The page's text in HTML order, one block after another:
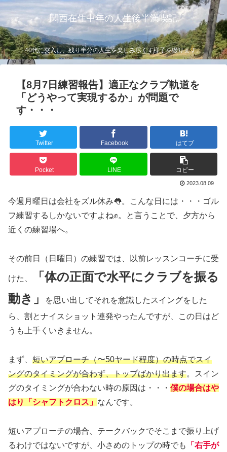
関西在住中年の人生後半満喫記
40代に突入し、残り半分の人生を楽しみ尽くす様子を綴ります。
【8月7日練習報告】適正なクラブ軌道を
「どうやって実現するか」が問題で
す・・・
Twitter Facebook はてブ
Pocket LINE コピー
2023.08.09
今週月曜日は会社をズル休み👅。こんな日には・・・ゴル
フ練習するしかないですよね✊。と言うことで、夕方から
近くの練習場へ。
その前日（日曜日）の練習では、以前レッスンコーチに受
けた、
「体の正面で水平にクラブを振る
動き」
を思い出してそれを意識したスイングをした
ら、割とナイスショット連発やったんですが、この日はど
うも上手くいきません。
まず、 短いアプローチ（〜50ヤード程度）の時点でスイ
ングのタイミングが合わず、トップばかり出ます。スイン
グのタイミングが合わない時の原因は・・・ 僕の場合はや
はり「シャフトクロス」 なんです。
短いアプローチの場合、テークバックでそこまで振り上げ
るわけではないですが、小さめのトップの時でも
「右手が